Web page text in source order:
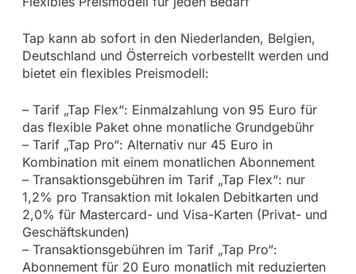
Tap kann ab sofort in den Niederlanden, Belgien,
Deutschland und Österreich vorbestellt werden und
bietet ein flexibles Preismodell:
– Tarif „Tap Flex“: Einmalzahlung von 95 Euro für
das flexible Paket ohne monatliche Grundgebühr
– Tarif „Tap Pro“: Alternativ nur 45 Euro in
Kombination mit einem monatlichen Abonnement
– Transaktionsgebühren im Tarif „Tap Flex“: nur
1,2% pro Transaktion mit lokalen Debitkarten und
2,0% für Mastercard- und Visa-Karten (Privat- und
Geschäftskunden)
– Transaktionsgebühren im Tarif „Tap Pro“:
Abonnement für 20 Euro monatlich mit reduzierten